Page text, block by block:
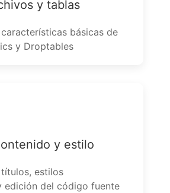
y tablas
básicas de
y Droptables
y estilo
estilos
edición del código fuente